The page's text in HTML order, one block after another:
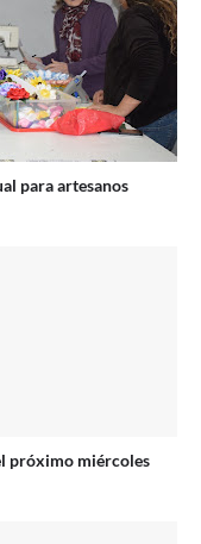
para artesanos
próximo miércoles